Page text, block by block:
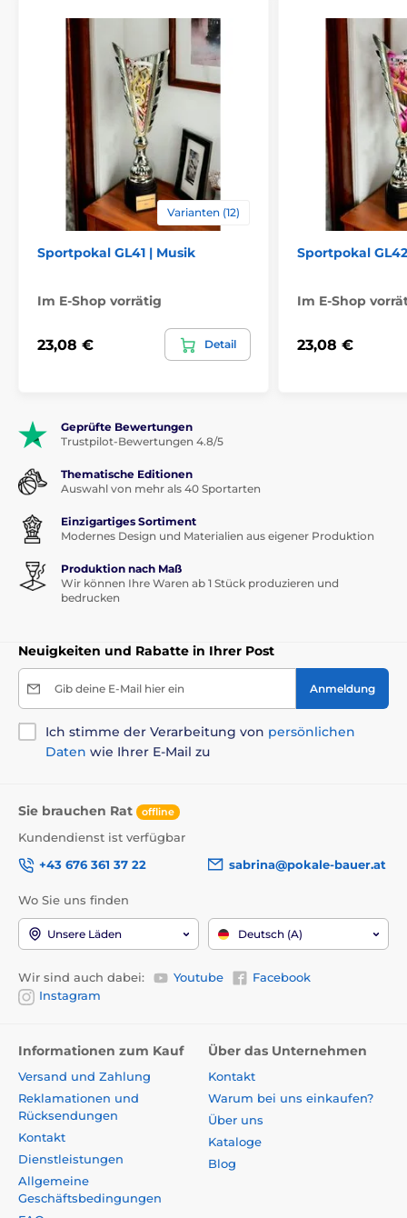
Varianten (12)
Sportpokal GL41 | Musik
Im E-Shop vorrätig
23,08 € Detail
Sportpokal
Im E-Shop
23,08 €
Geprüfte Bewertungen
Trustpilot-Bewertungen 4.8/5
Thematische Editionen
Auswahl von mehr als 40 Sportarten
Einzigartiges Sortiment
Modernes Design und Materialien aus eigener Produktion
Produktion nach Maß
Wir können Ihre Waren ab 1 Stück produzieren und
bedrucken
Neuigkeiten und Rabatte in Ihrer Post
Gib deine E-Mail hier ein Anmeldung
Ich stimme der Verarbeitung von persönlichen
Daten wie Ihrer E-Mail zu
Sie brauchen Rat offline
Kundendienst ist verfügbar
+43 676 361 37 22
sabrina@pokale-bauer.at
Wo Sie uns finden
Unsere Läden Deutsch (A)
Wir sind auch dabei: Youtube
Facebook
Instagram
Informationen zum Kauf
Versand und Zahlung
Reklamationen und
Rücksendungen
Kontakt
Dienstleistungen
Allgemeine
Geschäftsbedingungen
Über das Unternehmen
Kontakt
Warum bei uns einkaufen?
Über uns
Kataloge
Blog